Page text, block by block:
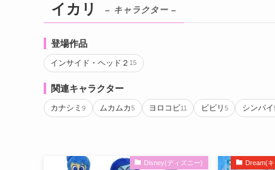
イカリ – キャラクター –
登場作品
インサイド・ヘッド２ 15
関連キャラクター
カナシミ9 ムカムカ5 ヨロコビ11 ビビリ 5 シンパイ
Disney(ディズニー) Dream(